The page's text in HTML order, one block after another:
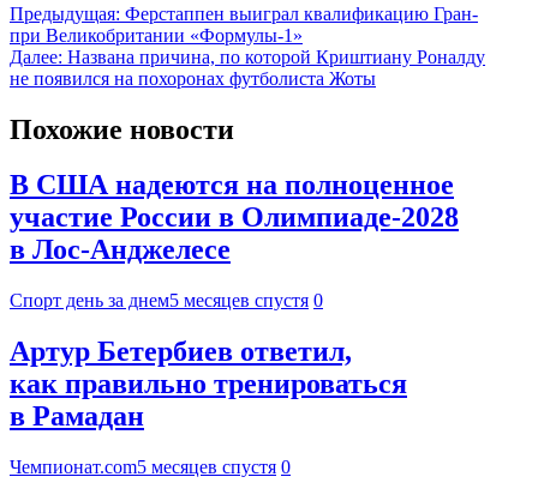
Предыдущая: Ферстаппен выиграл квалификацию Гран-
при Великобритании «Формулы-1»
Далее: Названа причина, по которой Криштиану Роналду
не появился на похоронах футболиста Жоты
Похожие новости
В США надеются на полноценное
участие России в Олимпиаде-2028
в Лос-Анджелесе
Спорт день за днем5 месяцев спустя 0
Артур Бетербиев ответил,
как правильно тренироваться
в Рамадан
Чемпионат.com5 месяцев спустя 0